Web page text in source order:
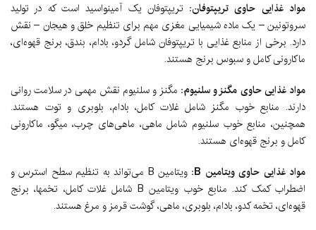
مواد غذایی حاوی تریپتوفان: تریپتوفان یک آمینواسید است که در تولید
سروتونین – یک ماده شیمیایی مغزی مهم برای تنظیم خلق و هیجان – نقش
دارد. برخی از منابع غذایی با تریپتوفان شامل گردو، بادام، بندق، برنج قهوه‌ای،
ماکارونی کامل و سبوس برنج هستند.
مواد غذایی حاوی مگنز و سلنیوم: مگنز و سلنیوم نقش مهمی در سلامت روانی
دارند. منابع خوب مگنز شامل غلات کامل، بادام، بلوبری و توت هستند.
همچنین، منابع خوب سلنیوم شامل ماهی، ماهی‌های چرب، میگو، ماکارونی
کامل و برنج قهوه‌ای هستند.
مواد غذایی حاوی ویتامین B:
ویتامین B می‌تواند به تنظیم سطح استرس و
اضطراب کمک کند. منابع خوب ویتامین B شامل غلات کامل، تخمها، برنج
قهوه‌ای، تخمه کدو، بادام، بلوبری، ماهی، گوشت قرمز و مرغ هستند.